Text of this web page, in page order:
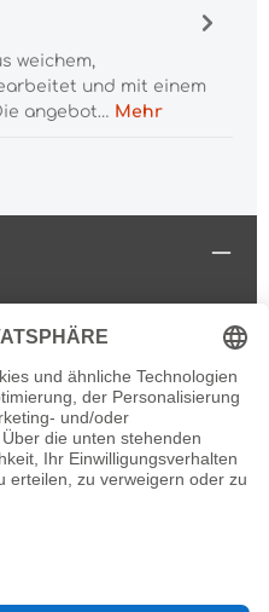
weichem,
und mit einem
angebot… Mehr